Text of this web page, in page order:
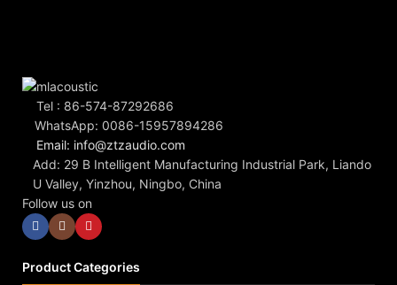
Tel : 86-574-87292686
WhatsApp: 0086-15957894286
Email: info@ztzaudio.com
Add: 29 B Intelligent Manufacturing Industrial Park, Liando
U Valley, Yinzhou, Ningbo, China
Follow us on
Product Categories